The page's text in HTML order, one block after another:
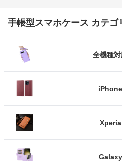
手帳型スマホケース カテゴ
全機種対
iPhone
Xperia
Galaxy